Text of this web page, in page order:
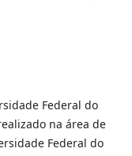
Federal do
na área de
Federal do